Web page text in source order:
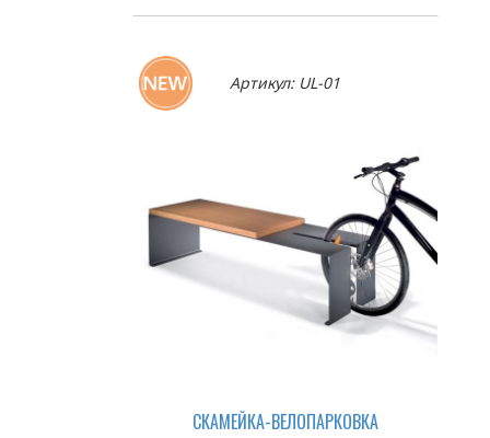
Артикул: UL-01
СКАМЕЙКА-ВЕЛОПАРКОВКА